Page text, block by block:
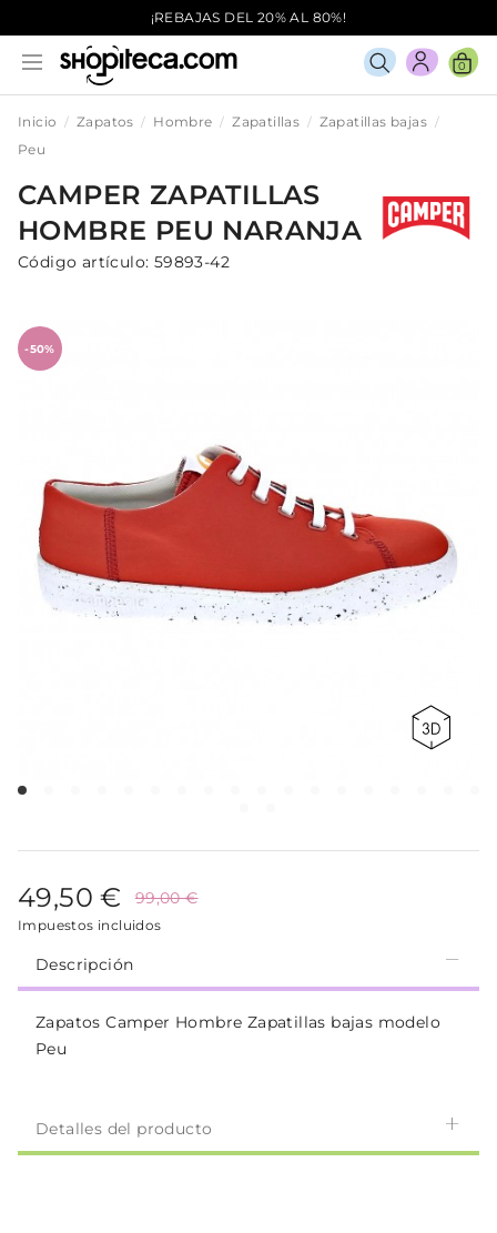
¡REBAJAS DEL 20% AL 80%!
0
Inicio Zapatos Hombre Zapatillas
Zapatillas bajas
Peu
CAMPER ZAPATILLAS
HOMBRE PEU NARANJA
Código artículo: 59893-42
-50%
49,50 € 99,00 €
Impuestos incluidos
Descripción
Zapatos Camper Hombre Zapatillas bajas modelo
Peu
Detalles del producto